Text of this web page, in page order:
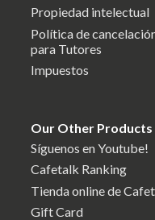
Propiedad intelectual
Política de
para Tutores
Impuestos
Our Other Products
Síguenos en Youtube!
Cafetalk Ranking
Tienda online de
Gift Card